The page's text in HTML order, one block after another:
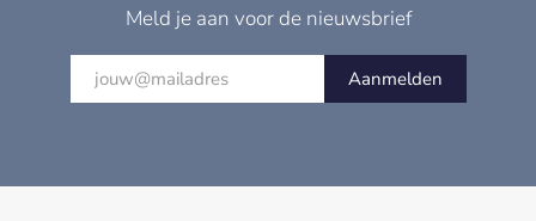
Meld je aan voor de nieuwsbrief
Aanmelden